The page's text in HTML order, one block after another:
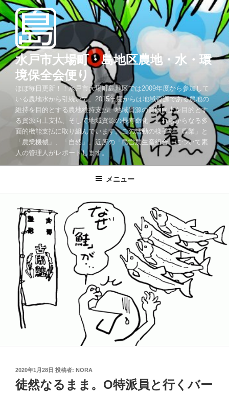
コ
ン
テ
ン
ツ
へ
水戸市大場町・島地区農地・水・環
境保全会便り
ほぼ毎日更新！！水戸市大場町島地区では2009年度から参加して
いる農地水から引続いて、2015年度からは地域資源である農地の
維持を目的とする農地維持支払、地域資源の質的向上を目的とす
る資源向上支払、そして地域資源の長寿命化、これらからなる多
面的機能支払に取り組んでいます。この活動の様子や「農業」と
「農業機械」、「自然」、近所の「島営農生産組合」について素
人の管理人がレポートします。
メニュー
投
稿
日:
2020年1月28日 投稿者: NORA
徒然なるまま。O特派員と行くバー